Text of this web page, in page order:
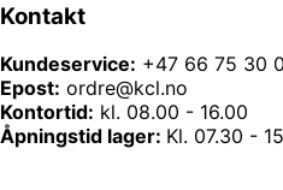
Kontakt
Kundeservice: +47 66 75 30
Epost: ordre@kcl.no
Kontortid: kl. 08.00 - 16.00
Åpningstid lager: Kl. 07.30 -